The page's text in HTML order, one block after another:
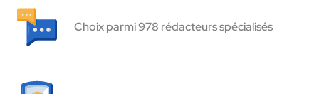
Choix parmi 978 rédacteurs spécialisés